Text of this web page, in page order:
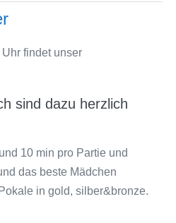
findet unser
sind dazu herzlich
10 min pro Partie und
das beste Mädchen
in gold, silber&bronze.